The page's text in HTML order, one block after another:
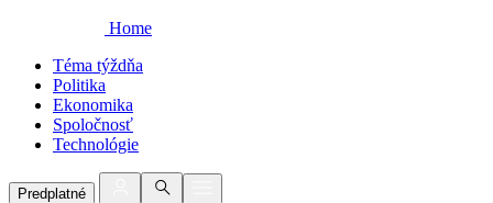
Home
Téma týždňa
Politika
Ekonomika
Spoločnosť
Technológie
Predplatné